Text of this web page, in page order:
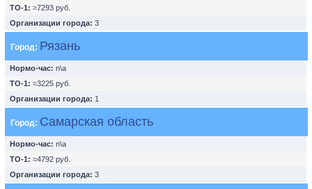
ТО-1: ≈7293 руб.
Организации города: 3
Город: Рязань
Нормо-час: n\a
ТО-1: ≈3225 руб.
Организации города: 1
Город: Самарская область
Нормо-час: n\a
ТО-1: ≈4792 руб.
Организации города: 3